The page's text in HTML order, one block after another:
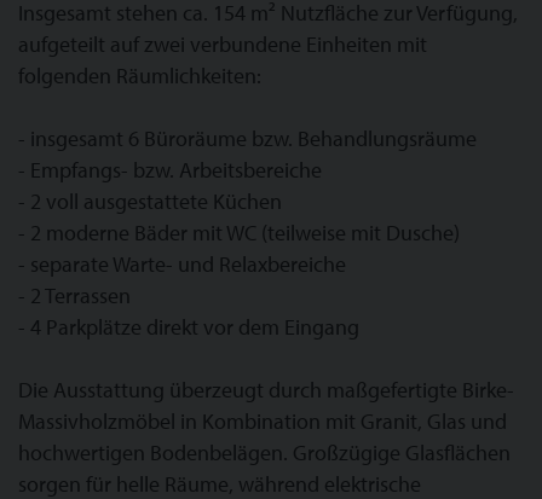
Insgesamt stehen ca. 154 m² Nutzfläche zur Verfügung,
aufgeteilt auf zwei verbundene Einheiten mit
folgenden Räumlichkeiten:
- insgesamt 6 Büroräume bzw. Behandlungsräume
- Empfangs- bzw. Arbeitsbereiche
- 2 voll ausgestattete Küchen
- 2 moderne Bäder mit WC (teilweise mit Dusche)
- separate Warte- und Relaxbereiche
- 2 Terrassen
- 4 Parkplätze direkt vor dem Eingang
Die Ausstattung überzeugt durch maßgefertigte Birke-
Massivholzmöbel in Kombination mit Granit, Glas und
hochwertigen Bodenbelägen. Großzügige Glasflächen
sorgen für helle Räume, während elektrische